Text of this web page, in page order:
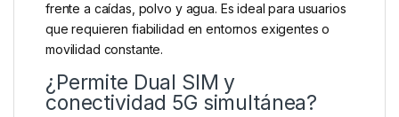
frente a caídas, polvo y agua. Es ideal para usuarios
que requieren fiabilidad en entornos exigentes o
movilidad constante.
¿Permite Dual SIM y
conectividad 5G simultánea?